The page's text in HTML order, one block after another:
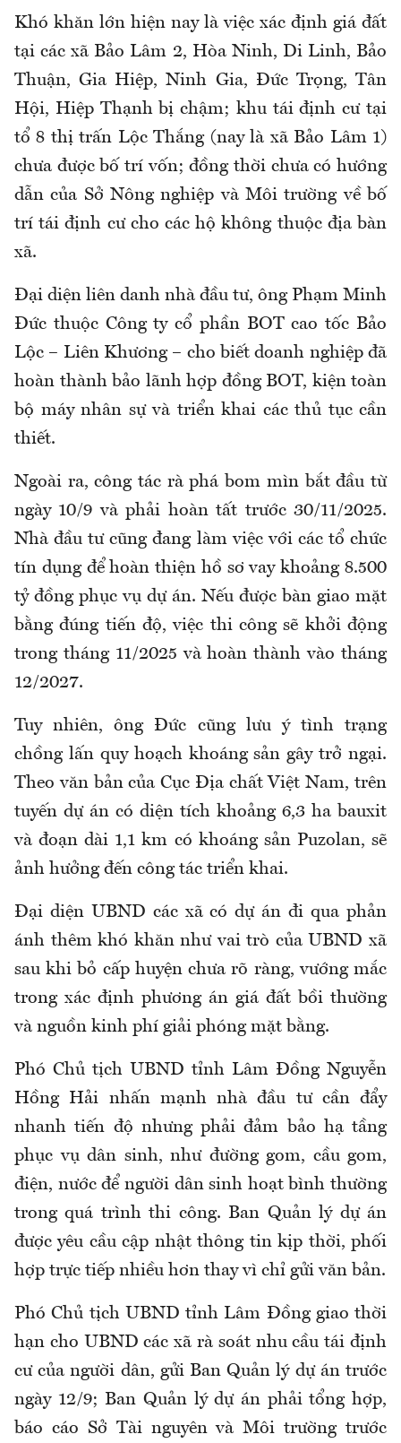
Khó khăn lớn hiện nay là việc xác định giá đất
tại các xã Bảo Lâm 2, Hòa Ninh, Di Linh, Bảo
Thuận, Gia Hiệp, Ninh Gia, Đức Trọng, Tân
Hội, Hiệp Thạnh bị chậm; khu tái định cư tại
tổ 8 thị trấn Lộc Thắng (nay là xã Bảo Lâm 1)
chưa được bố trí vốn; đồng thời chưa có hướng
dẫn của Sở Nông nghiệp và Môi trường về bố
trí tái định cư cho các hộ không thuộc địa bàn
xã.
Đại diện liên danh nhà đầu tư, ông Phạm Minh
Đức thuộc Công ty cổ phần BOT cao tốc Bảo
Lộc – Liên Khương – cho biết doanh nghiệp đã
hoàn thành bảo lãnh hợp đồng BOT, kiện toàn
bộ máy nhân sự và triển khai các thủ tục cần
thiết.
Ngoài ra, công tác rà phá bom mìn bắt đầu từ
ngày 10/9 và phải hoàn tất trước 30/11/2025.
Nhà đầu tư cũng đang làm việc với các tổ chức
tín dụng để hoàn thiện hồ sơ vay khoảng 8.500
tỷ đồng phục vụ dự án. Nếu được bàn giao mặt
bằng đúng tiến độ, việc thi công sẽ khởi động
trong tháng 11/2025 và hoàn thành vào tháng
12/2027.
Tuy nhiên, ông Đức cũng lưu ý tình trạng
chồng lấn quy hoạch khoáng sản gây trở ngại.
Theo văn bản của Cục Địa chất Việt Nam, trên
tuyến dự án có diện tích khoảng 6,3 ha bauxit
và đoạn dài 1,1 km có khoáng sản Puzolan, sẽ
ảnh hưởng đến công tác triển khai.
Đại diện UBND các xã có dự án đi qua phản
ánh thêm khó khăn như vai trò của UBND xã
sau khi bỏ cấp huyện chưa rõ ràng, vướng mắc
trong xác định phương án giá đất bồi thường
và nguồn kinh phí giải phóng mặt bằng.
Phó Chủ tịch UBND tỉnh Lâm Đồng Nguyễn
Hồng Hải nhấn mạnh nhà đầu tư cần đẩy
nhanh tiến độ nhưng phải đảm bảo hạ tầng
phục vụ dân sinh, như đường gom, cầu gom,
điện, nước để người dân sinh hoạt bình thường
trong quá trình thi công. Ban Quản lý dự án
được yêu cầu cập nhật thông tin kịp thời, phối
hợp trực tiếp nhiều hơn thay vì chỉ gửi văn bản.
Phó Chủ tịch UBND tỉnh Lâm Đồng giao thời
hạn cho UBND các xã rà soát nhu cầu tái định
cư của người dân, gửi Ban Quản lý dự án trước
ngày 12/9; Ban Quản lý dự án phải tổng hợp,
báo cáo Sở Tài nguyên và Môi trường trước